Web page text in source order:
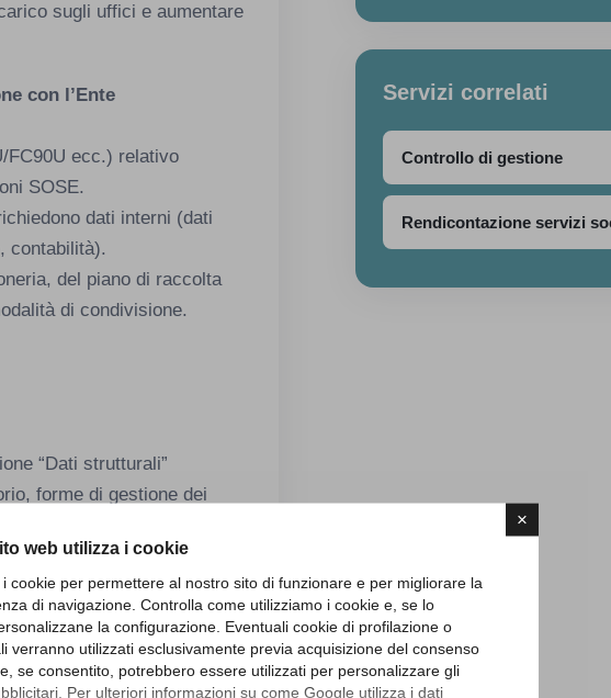
×
web utilizza i cookie
i cookie per permettere al nostro sito di funzionare e per migliorare la
di navigazione. Controlla come utilizziamo i cookie e, se lo
la configurazione. Eventuali cookie di profilazione o
verranno utilizzati esclusivamente previa acquisizione del consenso
se consentito, potrebbero essere utilizzati per personalizzare gli
Per ulteriori informazioni su come Google utilizza i dati
sugli uffici e aumentare
con l’Ente
FC90U ecc.) relativo
SOSE.
dati interni (dati
contabilità).
del piano di raccolta
di condivisione.
“Dati strutturali”
forme di gestione dei
competenti (tecnico,
ecc.) per reperire le
ai servizi svolti in forma
con convenzioni,
Servizi correlati
Controllo di gestione
Rendicontazione servizi